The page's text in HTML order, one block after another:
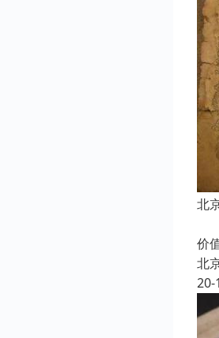
北
价
北
20-